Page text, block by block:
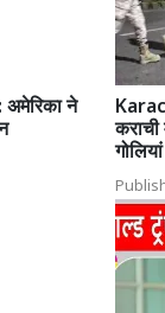
ने
गोलियां